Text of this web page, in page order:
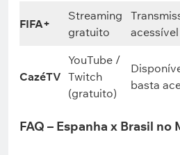
FIFA+
Streaming
gratuito
CazéTV
YouTube /
Twitch
(gratuito)
basta
FAQ – Espanha x Brasil no